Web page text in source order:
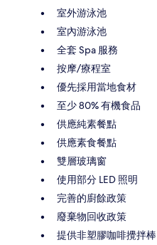
室外游泳池
室內游泳池
全套 Spa 服務
按摩/療程室
優先採用當地食材
至少 80% 有機食品
供應純素餐點
供應素食餐點
雙層玻璃窗
使用部分 LED 照明
完善的廚餘政策
廢棄物回收政策
提供非塑膠咖啡攪拌棒